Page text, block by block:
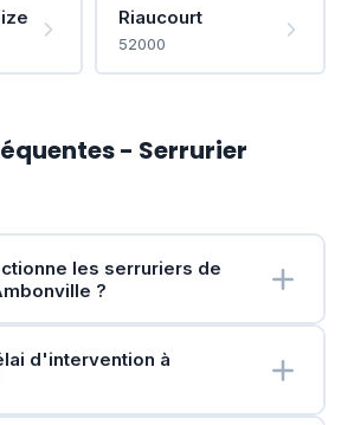
Riaucourt
52000
- Serrurier
les serruriers de
?
d'intervention à